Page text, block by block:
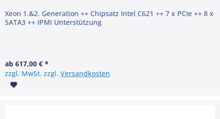
Xeon 1.&2. Generation ++ Chipsatz Intel C621 ++ 7 x PCIe ++ 8 x
SATA3 ++ IPMI Unterstützung
ab 617,00 € *
zzgl. MwSt. zzgl.Versandkosten